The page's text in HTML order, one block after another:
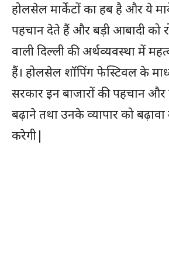
होलसेल मार्केटों का हब है और ये
पहचान देते हैं और बड़ी आबादी को
वाली दिल्ली की अर्थव्यवस्था में
हैं। होलसेल शॉपिंग फेस्टिवल के
सरकार इन बाजारों की पहचान और
बढ़ाने तथा उनके व्यापार को
करेगी|